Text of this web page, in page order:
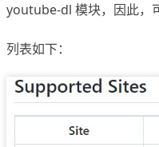
youtube-dl 模块，因此，
列表如下：